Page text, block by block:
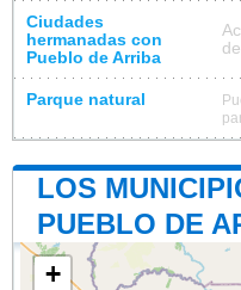
Ciudades
hermanadas con
Pueblo de Arriba
Parque natural
LOS
PUEBLO DE
+